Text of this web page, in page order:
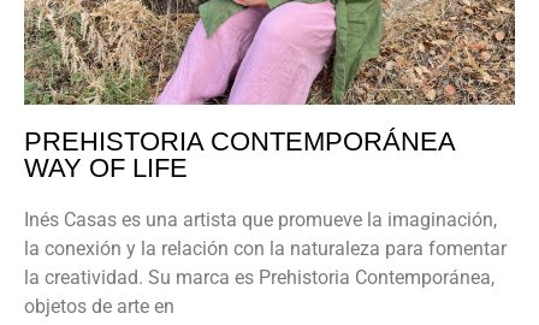
PREHISTORIA CONTEMPORÁNEA
WAY OF LIFE
Inés Casas es una artista que promueve la imaginación,
la conexión y la relación con la naturaleza para fomentar
la creatividad. Su marca es Prehistoria Contemporánea,
objetos de arte en